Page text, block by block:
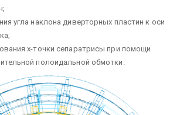
угла наклона диверторных пластин к оси
х-точки сепаратрисы при помощи
полоидальной обмотки.